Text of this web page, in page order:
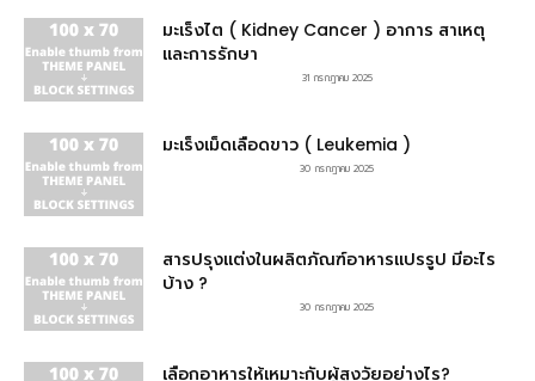
มะเร็งไต ( Kidney Cancer ) อาการ สาเหตุ
และการรักษา
31 กรกฎาคม 2025
มะเร็งเม็ดเลือดขาว ( Leukemia )
30 กรกฎาคม 2025
สารปรุงแต่งในผลิตภัณฑ์อาหารแปรรูป มีอะไร
บ้าง ?
30 กรกฎาคม 2025
เลือกอาหารให้เหมาะกับผู้สูงวัยอย่างไร?